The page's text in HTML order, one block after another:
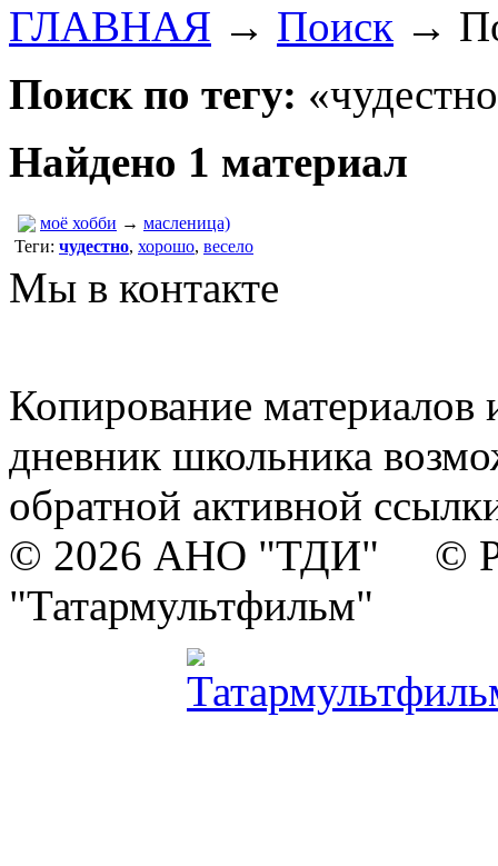
ГЛАВНАЯ → Поиск →
Поиск по тегу:
Найдено 1 материал
моё хобби → масленица)
Теги: чудестно, хорошо, весело
Мы в контакте
Копирование материалов
дневник школьника
обратной активной
© 2026 АНО "ТДИ" ©
"Татармультфильм"